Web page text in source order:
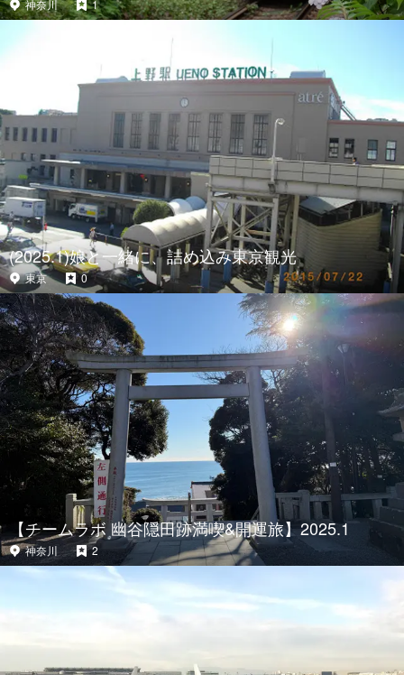
神奈川 1
(2025.1)娘と一緒に、詰め込み東京観光
東京 0
【チームラボ 幽谷隠田跡満喫&開運旅】2025.1
神奈川 2